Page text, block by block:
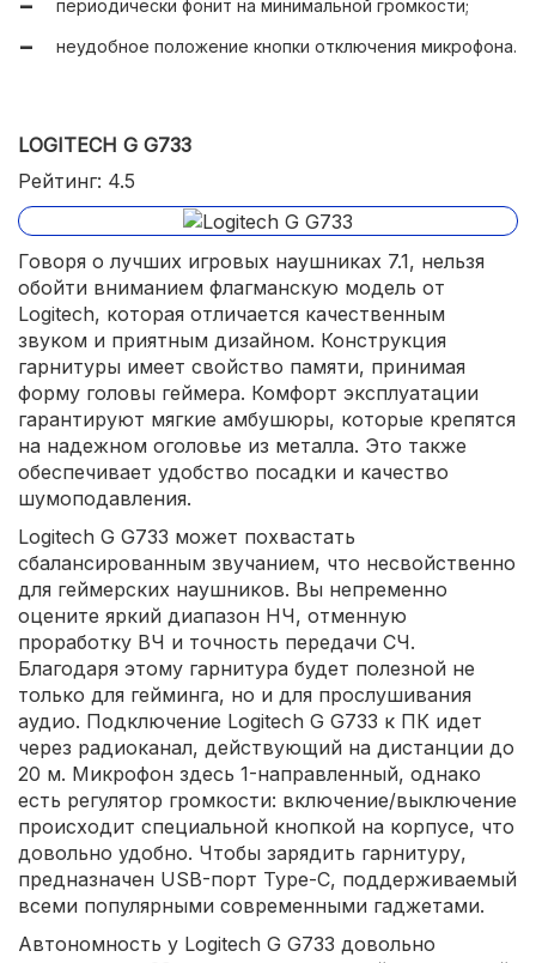
возможность подключения через USB и mini-jack 3,5
периодически фонит на минимальной громкости;
неудобное положение кнопки отключения микрофона.
LOGITECH G G733
Рейтинг: 4.5
Говоря о лучших игровых наушниках 7.1, нельзя
обойти вниманием флагманскую модель от
Logitech, которая отличается качественным
звуком и приятным дизайном. Конструкция
гарнитуры имеет свойство памяти, принимая
форму головы геймера. Комфорт эксплуатации
гарантируют мягкие амбушюры, которые крепятся
на надежном оголовье из металла. Это также
обеспечивает удобство посадки и качество
шумоподавления.
Logitech G G733 может похвастать
сбалансированным звучанием, что несвойственно
для геймерских наушников. Вы непременно
оцените яркий диапазон НЧ, отменную
проработку ВЧ и точность передачи СЧ.
Благодаря этому гарнитура будет полезной не
только для гейминга, но и для прослушивания
аудио. Подключение Logitech G G733 к ПК идет
через радиоканал, действующий на дистанции до
20 м. Микрофон здесь 1-направленный, однако
есть регулятор громкости: включение/выключение
происходит специальной кнопкой на корпусе, что
довольно удобно. Чтобы зарядить гарнитуру,
предназначен USB-порт Type-C, поддерживаемый
всеми популярными современными гаджетами.
Автономность у Logitech G G733 довольно